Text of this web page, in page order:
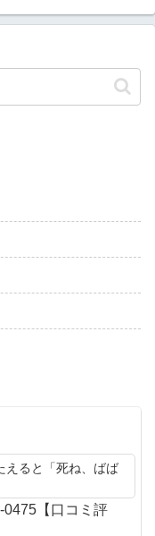
えると「死ね、ばば
【口コミ評